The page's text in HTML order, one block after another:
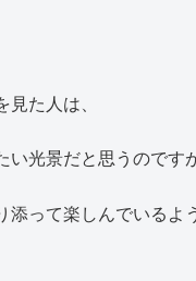
見た人は、
い光景だと思うのです
添って楽しんでいるよ